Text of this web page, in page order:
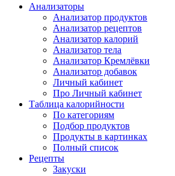
Анализаторы
Анализатор продуктов
Анализатор рецептов
Анализатор калорий
Анализатор тела
Анализатор Кремлёвки
Анализатор добавок
Личный кабинет
Про Личный кабинет
Таблица калорийности
По категориям
Подбор продуктов
Продукты в картинках
Полный список
Рецепты
Закуски